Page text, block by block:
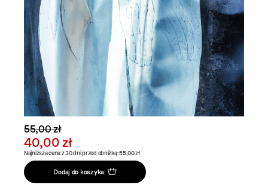
55,00 zł
40,00 zł
Najniższa cena z 30 dni przed obniżką: 55,00 zł
Dodaj do koszyka